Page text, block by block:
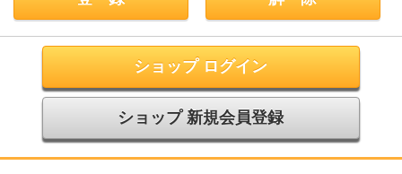
ショップ ログイン
ショップ 新規会員登録